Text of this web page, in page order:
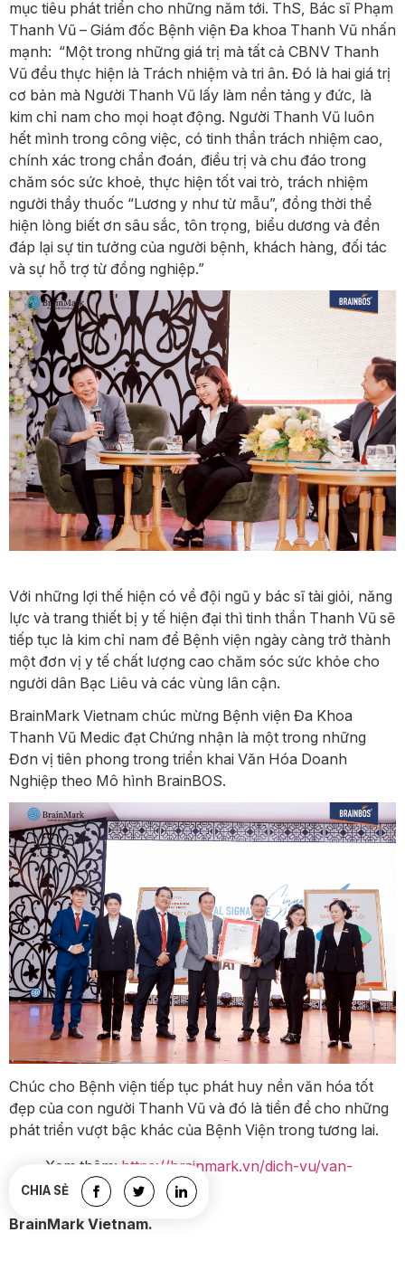
mục tiêu phát triển cho những năm tới. ThS, Bác sĩ Phạm
Thanh Vũ – Giám đốc Bệnh viện Đa khoa Thanh Vũ nhấn
mạnh: “Một trong những giá trị mà tất cả CBNV Thanh
Vũ đều thực hiện là Trách nhiệm và tri ân. Đó là hai giá trị
cơ bản mà Người Thanh Vũ lấy làm nền tảng y đức, là
kim chỉ nam cho mọi hoạt động. Người Thanh Vũ luôn
hết mình trong công việc, có tinh thần trách nhiệm cao,
chính xác trong chẩn đoán, điều trị và chu đáo trong
chăm sóc sức khoẻ, thực hiện tốt vai trò, trách nhiệm
người thầy thuốc “Lương y như từ mẫu”, đồng thời thể
hiện lòng biết ơn sâu sắc, tôn trọng, biểu dương và đền
đáp lại sự tin tưởng của người bệnh, khách hàng, đối tác
và sự hỗ trợ từ đồng nghiệp.”
Với những lợi thế hiện có về đội ngũ y bác sĩ tài giỏi, năng
lực và trang thiết bị y tế hiện đại thì tinh thần Thanh Vũ sẽ
tiếp tục là kim chỉ nam để Bệnh viện ngày càng trở thành
một đơn vị y tế chất lượng cao chăm sóc sức khỏe cho
người dân Bạc Liêu và các vùng lân cận.
BrainMark Vietnam chúc mừng Bệnh viện Đa Khoa
Thanh Vũ Medic đạt Chứng nhận là một trong những
Đơn vị tiên phong trong triển khai Văn Hóa Doanh
Nghiệp theo Mô hình BrainBOS.
Chúc cho Bệnh viện tiếp tục phát huy nền văn hóa tốt
đẹp của con người Thanh Vũ và đó là tiền đề cho những
phát triển vượt bậc khác của Bệnh Viện trong tương lai.
Xem thêm: https://brainmark.vn/dich-vu/van-
hoa-doanh-nghiep/
BrainMark Vietnam.
CHIA SẺ